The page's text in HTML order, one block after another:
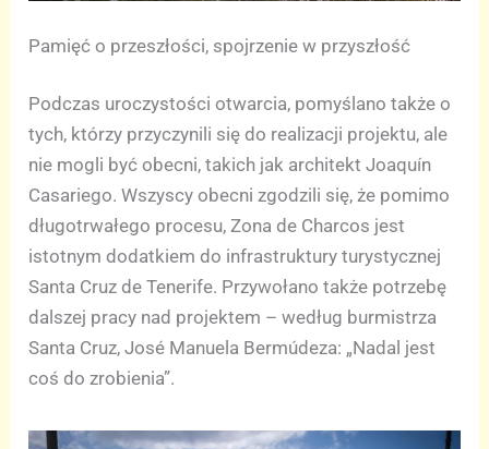
Pamięć o przeszłości, spojrzenie w przyszłość
Podczas uroczystości otwarcia, pomyślano także o
tych, którzy przyczynili się do realizacji projektu, ale
nie mogli być obecni, takich jak architekt Joaquín
Casariego. Wszyscy obecni zgodzili się, że pomimo
długotrwałego procesu, Zona de Charcos jest
istotnym dodatkiem do infrastruktury turystycznej
Santa Cruz de Tenerife. Przywołano także potrzebę
dalszej pracy nad projektem – według burmistrza
Santa Cruz, José Manuela Bermúdeza: „Nadal jest
coś do zrobienia”.